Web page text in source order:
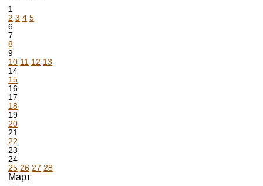
1
2 3 4 5
6
7
8
9
10 11 12 13
14
15
16
17
18
19
20
21
22
23
24
25 26 27 28
Март